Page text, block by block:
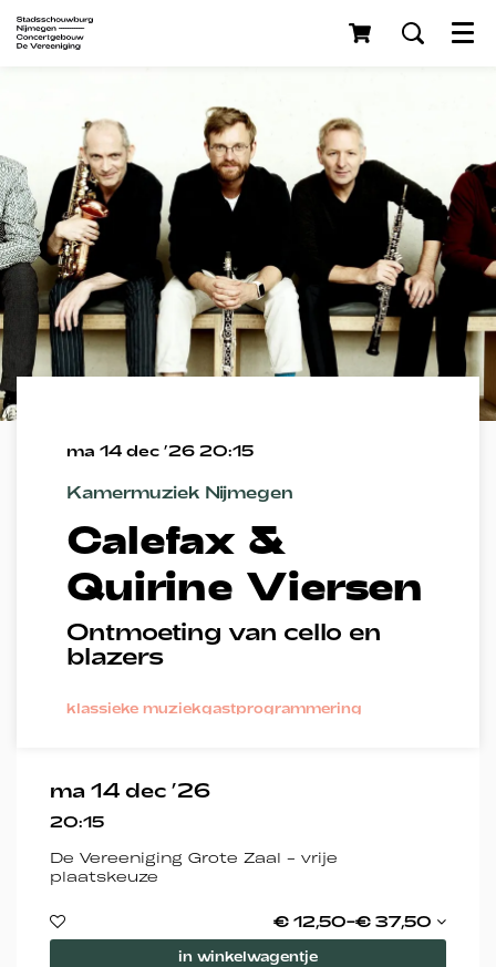
Menu
Calefax &
Quirine Viersen
Ontmoeting van cello en
blazers
Kamermuziek Nijmegen
ma 14 dec ’26 20:15
klassieke muziekgastprogrammering
ma 14 dec ’26
20:15
De Vereeniging Grote Zaal - vrije
plaatskeuze
€ 12,50–€ 37,50
in winkelwagentje